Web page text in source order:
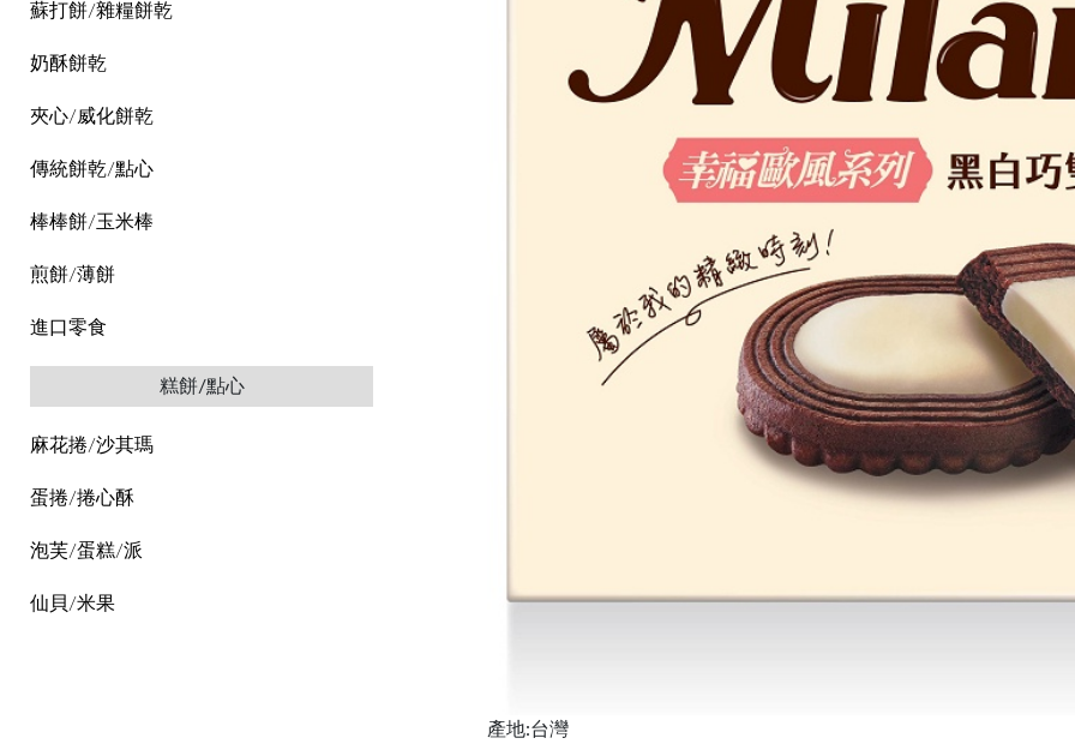
蘇打餅/雜糧餅乾
奶酥餅乾
夾心/威化餅乾
傳統餅乾/點心
棒棒餅/玉米棒
煎餅/薄餅
進口零食
糕餅/點心
麻花捲/沙其瑪
蛋捲/捲心酥
泡芙/蛋糕/派
仙貝/米果
產地:台灣